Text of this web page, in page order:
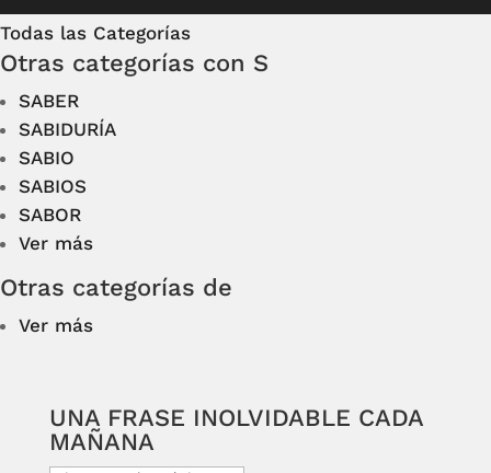
Todas las Categorías
Otras categorías con S
SABER
SABIDURÍA
SABIO
SABIOS
SABOR
Ver más
Otras categorías de
Ver más
UNA FRASE INOLVIDABLE CADA
MAÑANA